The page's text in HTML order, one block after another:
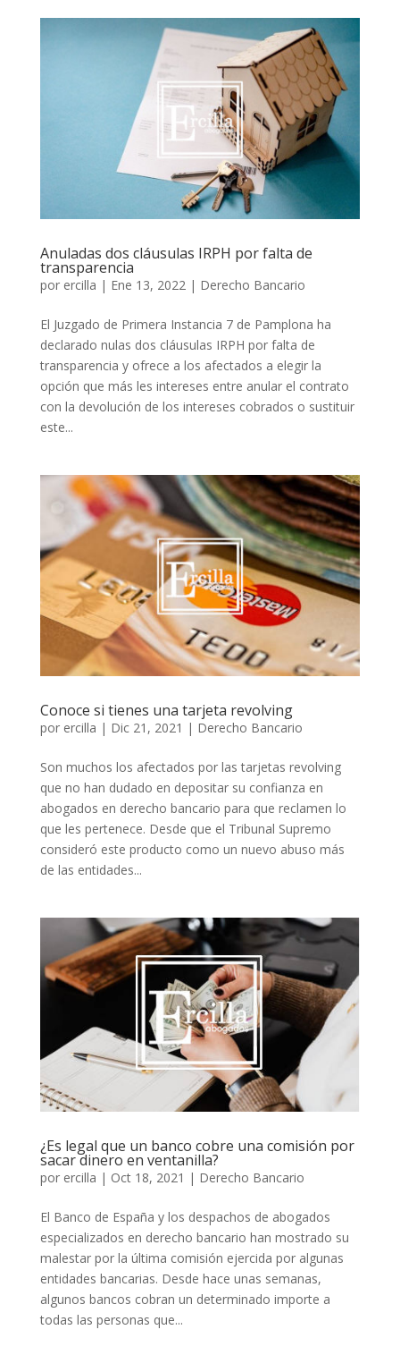
Anuladas dos cláusulas IRPH por falta de
transparencia
por ercilla | Ene 13, 2022| Derecho Bancario
El Juzgado de Primera Instancia 7 de Pamplona ha
declarado nulas dos cláusulas IRPH por falta de
transparencia y ofrece a los afectados a elegir la
opción que más les intereses entre anular el contrato
con la devolución de los intereses cobrados o sustituir
este...
Conoce si tienes una tarjeta revolving
por ercilla | Dic 21, 2021 | Derecho Bancario
Son muchos los afectados por las tarjetas revolving
que no han dudado en depositar su confianza en
abogados en derecho bancario para que reclamen lo
que les pertenece. Desde que el Tribunal Supremo
consideró este producto como un nuevo abuso más
de las entidades...
¿Es legal que un banco cobre una comisión por
sacar dinero en ventanilla?
por ercilla | Oct 18, 2021 | Derecho Bancario
El Banco de España y los despachos de abogados
especializados en derecho bancario han mostrado su
malestar por la última comisión ejercida por algunas
entidades bancarias. Desde hace unas semanas,
algunos bancos cobran un determinado importe a
todas las personas que...